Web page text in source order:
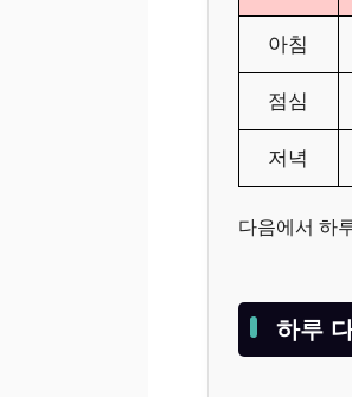
아침
점심
저녁
다음에서 하
하루